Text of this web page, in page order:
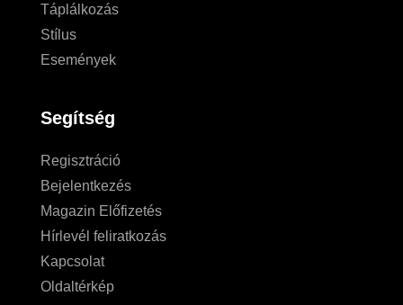
Táplálkozás
Stílus
Események
Segítség
Regisztráció
Bejelentkezés
Magazin Előfizetés
Hírlevél feliratkozás
Kapcsolat
Oldaltérkép